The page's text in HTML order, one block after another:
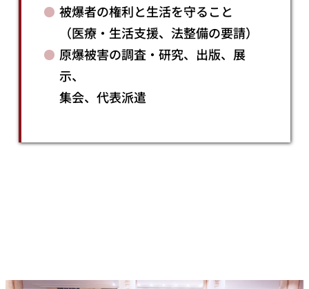
被爆者の権利と生活を守ること
（医療・生活支援、法整備の要請）
原爆被害の調査・研究、出版、展
示、
集会、代表派遣